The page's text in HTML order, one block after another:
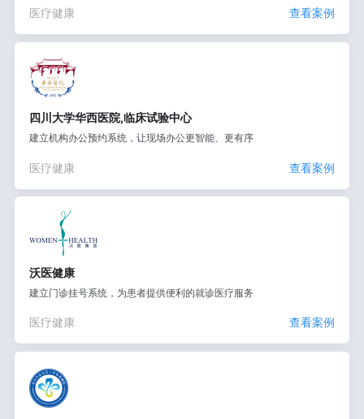
医疗健康 查看案例
四川大学华西医院,临床试验中心
建立机构办公预约系统，让现场办公更智能、更有序
医疗健康 查看案例
沃医健康
建立门诊挂号系统，为患者提供便利的就诊医疗服务
医疗健康 查看案例